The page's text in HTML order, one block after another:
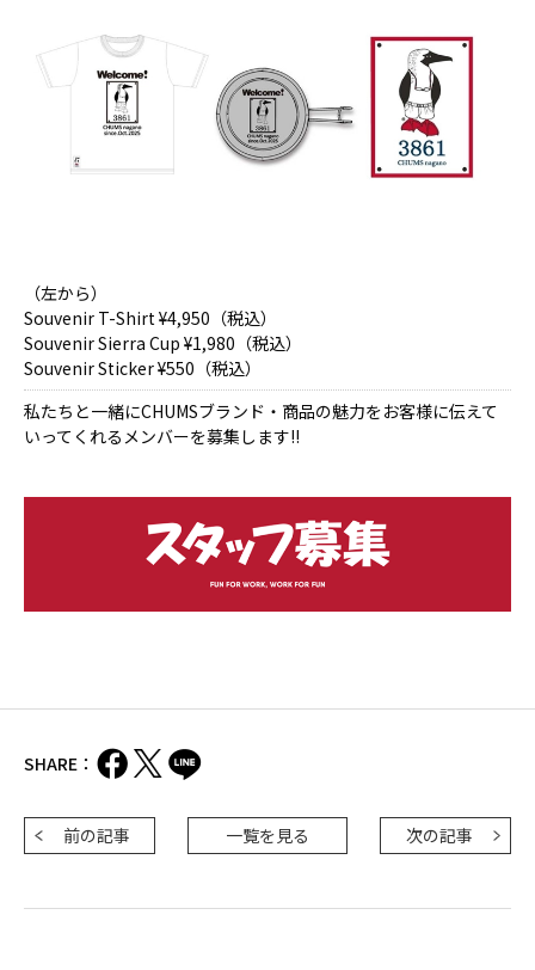
（左から）
Souvenir T-Shirt ¥4,950（税込）
Souvenir Sierra Cup ¥1,980（税込）
Souvenir Sticker ¥550（税込）
私たちと一緒にCHUMSブランド・商品の魅力をお客様に伝えて
いってくれるメンバーを募集します!!
SHARE：
前の記事 一覧を見る 次の記事